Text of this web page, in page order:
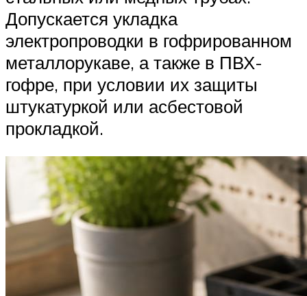
Допускается укладка
электропроводки в гофрированном
металлорукаве, а также в ПВХ-
гофре, при условии их защиты
штукатуркой или асбестовой
прокладкой.